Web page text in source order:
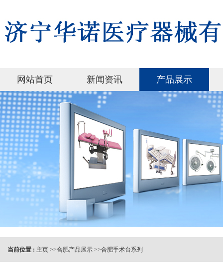
网站首页 新闻资讯 产品展示
当前位置 : 主页 >>合肥产品展示 >>合肥手术台系列